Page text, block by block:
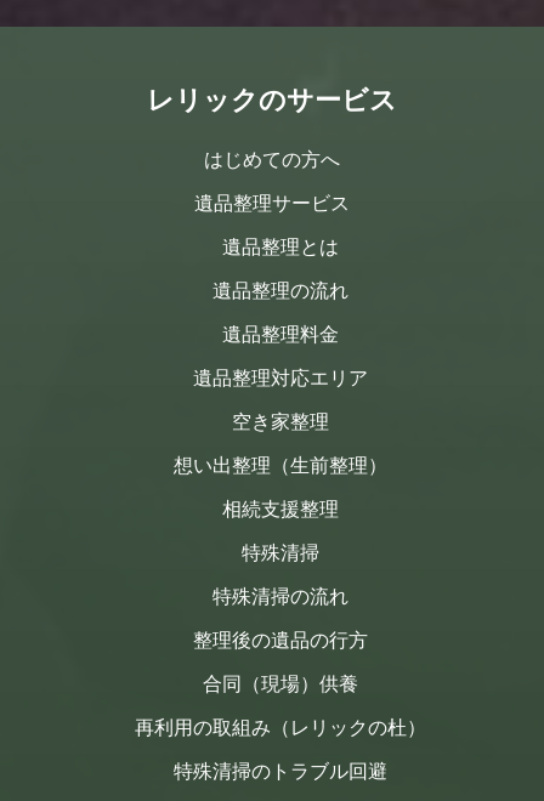
レリックのサービス
はじめての方へ
遺品整理サービス
遺品整理とは
遺品整理の流れ
遺品整理料金
遺品整理対応エリア
空き家整理
想い出整理（生前整理）
相続支援整理
特殊清掃
特殊清掃の流れ
整理後の遺品の行方
合同（現場）供養
再利用の取組み（レリックの杜）
特殊清掃のトラブル回避